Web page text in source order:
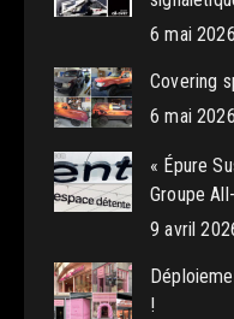
6 mai 2026
Covering
6 mai 2026
« Épure
Groupe
9 avril
!